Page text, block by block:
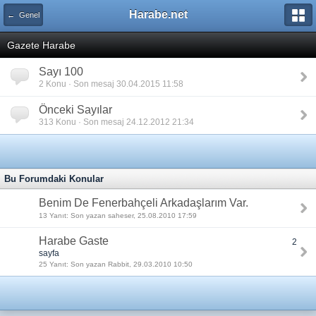
← Genel Harabe.net
Gazete Harabe
Sayı 100
2 Konu · Son mesaj 30.04.2015 11:58
Önceki Sayılar
313 Konu · Son mesaj 24.12.2012 21:34
Bu Forumdaki Konular
Benim De Fenerbahçeli Arkadaşlarım Var.
13 Yanıt: Son yazan saheser, 25.08.2010 17:59
Harabe Gaste
2
sayfa
25 Yanıt: Son yazan Rabbit, 29.03.2010 10:50